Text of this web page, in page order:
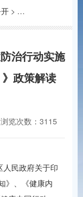
> 法定主动公开内容
治行动实施
政策解读
浏览次数：3115
人民政府关于印
》、《健康内